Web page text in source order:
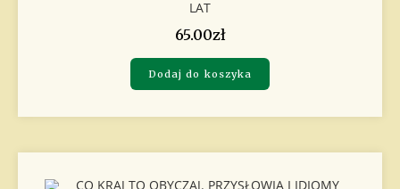
LAT
65.00zł
Dodaj do koszyka